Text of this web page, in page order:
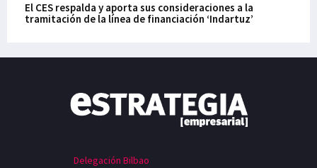
El CES respalda y aporta sus consideraciones a la
tramitación de la línea de financiación ‘Indartuz’
Delegación Bilbao